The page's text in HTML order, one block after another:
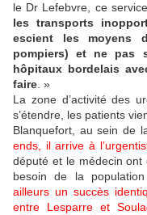
le Dr Lefebvre, ce
les transports
escient les moyens
pompiers) et ne pas
hôpitaux bordelais
faire . »
La zone d’activité des
s’étendre, les patients
Blanquefort, au sein de
ends, il arrive à
député et le médecin ont
besoin de la
ailleurs un succès
entre Lesparre et